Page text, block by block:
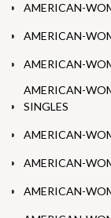
AMERICAN-
AMERICAN-
AMERICAN-
AMERICAN-
SINGLES
AMERICAN-
AMERICAN-
AMERICAN-